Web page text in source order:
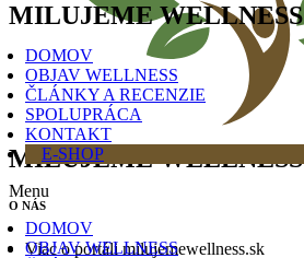
MILUJEME WELLNESS
DOMOV
OBJAV WELLNESS
ČLÁNKY A RECENZIE
SPOLUPRÁCA
KONTAKT
E-SHOP
Menu
DOMOV
OBJAV WELLNESS
MILUJEME WELLNESS
O NÁS
Viac o portáli milujemewellness.sk